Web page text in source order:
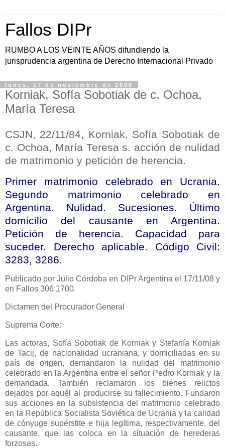
Fallos DIPr
RUMBO A LOS VEINTE AÑOS difundiendo la
jurisprudencia argentina de Derecho Internacional Privado
lunes, 17 de noviembre de 2008
Korniak, Sofía Sobotiak de c. Ochoa,
María Teresa
CSJN, 22/11/84, Korniak, Sofía Sobotiak de
c. Ochoa, María Teresa s. acción de nulidad
de matrimonio y petición de herencia.
Primer matrimonio celebrado en Ucrania.
Segundo matrimonio celebrado en
Argentina. Nulidad. Sucesiones. Último
domicilio del causante en Argentina.
Petición de herencia. Capacidad para
suceder. Derecho aplicable. Código Civil:
3283, 3286.
Publicado por Julio Córdoba en DIPr Argentina el 17/11/08 y
en Fallos 306:1700.
Dictamen del Procurador General
Suprema Corte:
Las actoras, Sofía Sobotiak de Korniak y Stefanía Korniak
de Tacij, de nacionalidad ucraniana, y domiciliadas en su
país de origen, demandaron la nulidad del matrimonio
celebrado en la Argentina entre el señor Pedro Korniak y la
demandada. También reclamaron los bienes relictos
dejados por aquél al producirse su fallecimiento. Fundaron
sus acciones en la subsistencia del matrimonio celebrado
en la República Socialista Soviética de Ucrania y la calidad
de cónyuge supérstite e hija legítima, respectivamente, del
causante, que las coloca en la situación de herederas
forzosas.